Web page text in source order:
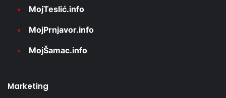
MojTeslić.info
MojPrnjavor.info
MojŠamac.info
Marketing